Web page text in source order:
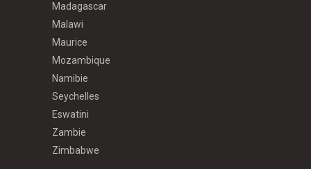
Madagascar
Malawi
Maurice
Mozambique
Namibie
Seychelles
Eswatini
Zambie
Zimbabwe